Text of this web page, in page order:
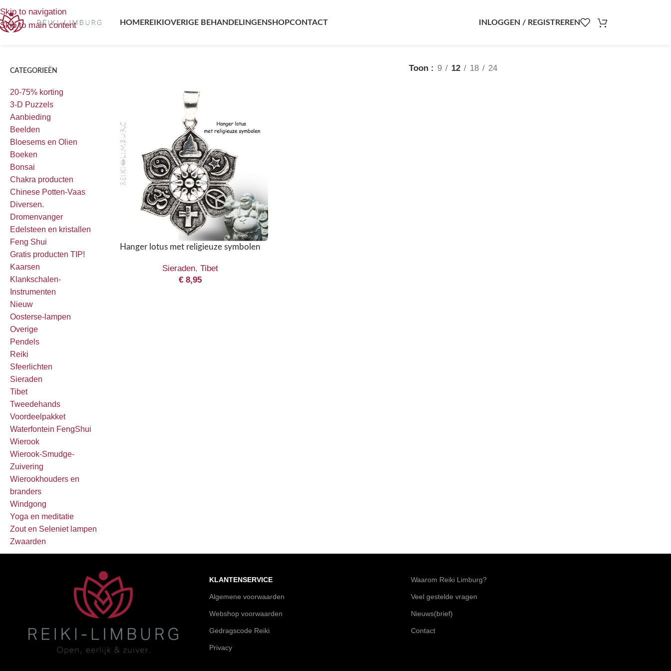
Skip to navigation
Skip to main content
HOMEREIKI OVERIGE BEHANDELINGENSHOPCONTACT INLOGGEN / REGISTREREN
CATEGORIEËN
20-75% korting
3-D Puzzels
Aanbieding
Beelden
Bloesems en Olien
Boeken
Bonsai
Chakra producten
Chinese Potten-Vaas
Diversen.
Dromenvanger
Edelsteen en kristallen
Feng Shui
Gratis producten TIP!
Kaarsen
Klankschalen-
Instrumenten
Nieuw
Oosterse-lampen
Overige
Pendels
Reiki
Sfeerlichten
Sieraden
Tibet
Tweedehands
Voordeelpakket
Waterfontein FengShui
Wierook
Wierook-Smudge-
Zuivering
Wierookhouders en
branders
Windgong
Yoga en meditatie
Zout en Seleniet lampen
Zwaarden
Toon 9 12 18 24
Hanger lotus met religieuze symbolen
Sieraden, Tibet
€8,95
KLANTENSERVICE
Algemene voorwaarden
Webshop voorwaarden
Gedragscode Reiki
Privacy
Waarom Reiki Limburg?
Veel gestelde vragen
Nieuws(brief)
Contact